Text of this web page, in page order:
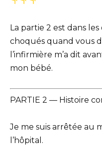
La partie 2 est dans
choqués quand vous
l’infirmière m’a dit
mon bébé.
PARTIE 2 — Histoire
Je me suis arrêtée au
l’hôpital.